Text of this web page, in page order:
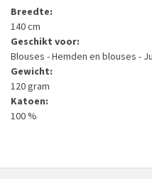
Breedte:
140 cm
Geschikt voor:
Blouses - Hemden en blouses -
Gewicht:
120 gram
Katoen:
100 %